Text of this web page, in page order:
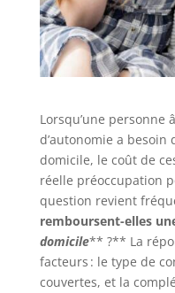
Lorsqu’une personne
d’autonomie a besoin
domicile, le coût de
réelle préoccupation
question revient
remboursent-elles
domicile** ?** La
facteurs : le type de
couvertes, et la